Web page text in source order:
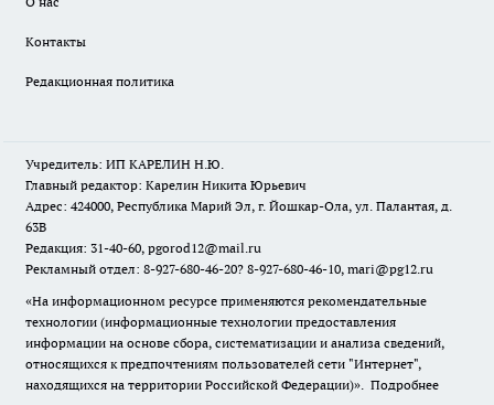
Контакты
Редакционная политика
Учредитель: ИП КАРЕЛИН Н.Ю.
Главный редактор: Карелин Никита Юрьевич
Адрес: 424000, Республика Марий Эл, г. Йошкар-Ола, ул. Палантая, д.
63В
Редакция: 31-40-60, pgorod12@mail.ru
Рекламный отдел: 8-927-680-46-20? 8-927-680-46-10, mari@pg12.ru
«На информационном ресурсе применяются рекомендательные
технологии (информационные технологии предоставления
информации на основе сбора, систематизации и анализа сведений,
относящихся к предпочтениям пользователей сети "Интернет",
находящихся на территории Российской Федерации)». Подробнее